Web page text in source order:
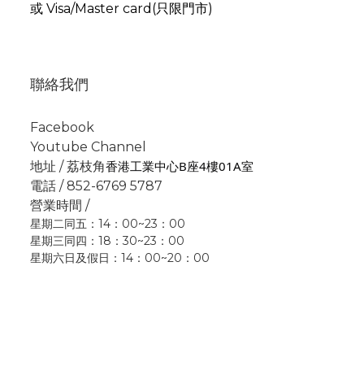
或 Visa/Master card(只限門市)
聯絡我們
Facebook
Youtube Channel
地址 / 荔枝角香港工業中心B座4樓01A室
電話 / 852-6769 5787
營業時間 /
星期二同五：14：00~23：00
星期三同四：18：30~23：00
星期六日及假日：14：00~20：00